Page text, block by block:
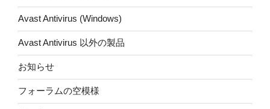
Avast Antivirus (Windows)
Avast Antivirus 以外の製品
お知らせ
フォーラムの空模様